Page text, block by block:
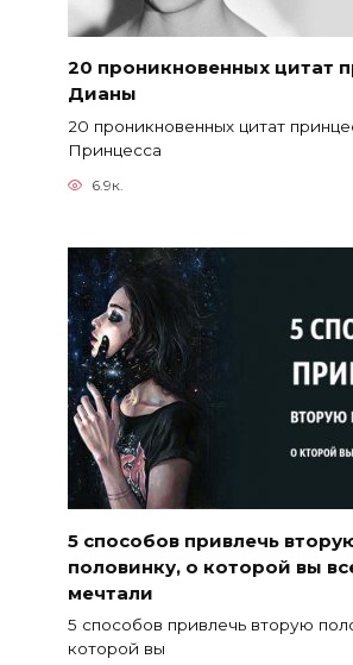
20 проникновенных цитат
Дианы
20 проникновенных цитат
Принцесса
6.9к.
5 способов привлечь
половинку, о которой вы
мечтали
5 способов привлечь вторую
которой вы